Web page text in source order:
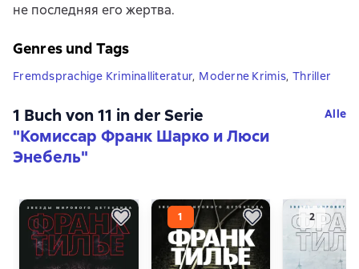
не последняя его жертва.
Genres und Tags
Fremdsprachige Kriminalliteratur, Moderne Krimis, Thriller
1 Buch von 11 in der Serie
"Комиссар Франк Шарко и Люси
Энебель"
Alle